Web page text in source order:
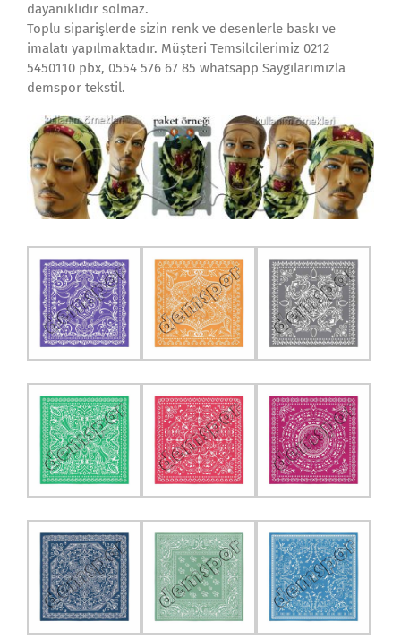
dayanıklıdır solmaz.
Toplu siparişlerde sizin renk ve desenlerle baskı ve
imalatı yapılmaktadır. Müşteri Temsilcilerimiz 0212
5450110 pbx, 0554 576 67 85 whatsapp Saygılarımızla
demspor tekstil.